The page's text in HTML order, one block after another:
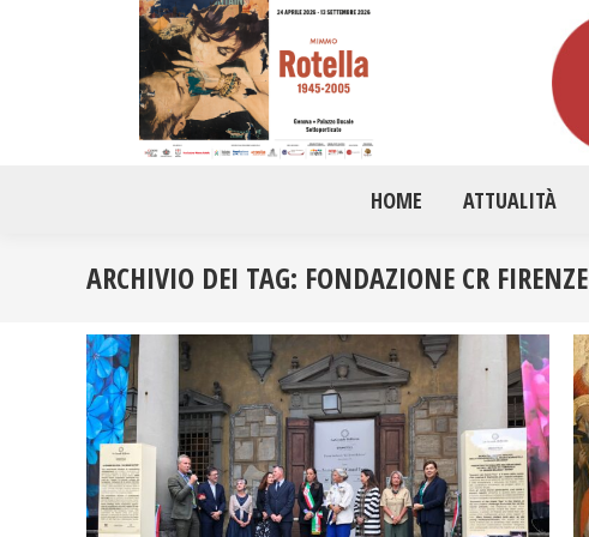
HOME ATTUALITÀ
ARCHIVIO DEI TAG: FONDAZIONE CR FIRENZE